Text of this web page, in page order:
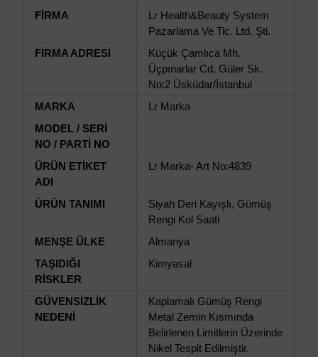
FİRMA
Lr Health&Beauty System
Pazarlama Ve Tic. Ltd. Şti.
FİRMA ADRESİ
Küçük Çamlıca Mh.
Üçpınarlar Cd. Güler Sk.
No:2 Üsküdar/İstanbul
MARKA
Lr Marka
MODEL / SERİ
NO / PARTİ NO
ÜRÜN ETİKET
ADI
Lr Marka- Art No:4839
ÜRÜN TANIMI
Siyah Deri Kayışlı, Gümüş
Rengi Kol Saati
MENŞE ÜLKE
Almanya
TAŞIDIĞI
RİSKLER
Kimyasal
GÜVENSİZLİK
NEDENİ
Kaplamalı Gümüş Rengi
Metal Zemin Kısmında
Belirlenen Limitlerin Üzerinde
Nikel Tespit Edilmiştir.